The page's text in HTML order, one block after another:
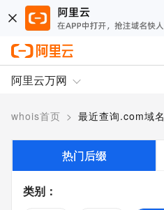
阿里云万网
whois首页 > 最近查询.com域名
热门后缀
类别 ：